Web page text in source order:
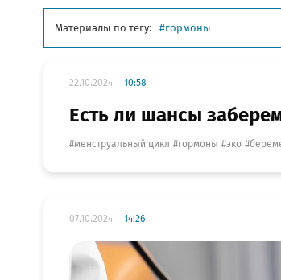
Материалы по тегу: гормоны
22.10.2024 10:58
Есть ли шансы
менструальный цикл гормоны эко
07.10.2024 14:26